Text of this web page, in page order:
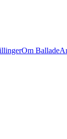
Om Ballade